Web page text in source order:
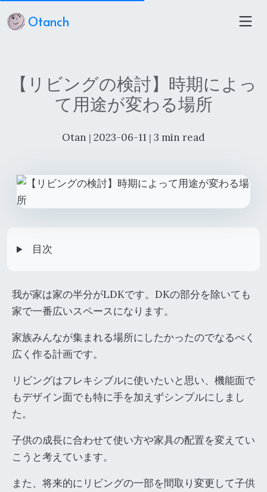
Otanch
【リビングの検討】時期によっ
て用途が変わる場所
Otan | 2023-06-11 | 3 min read
目次
我が家は家の半分がLDKです。DKの部分を除いても
家で一番広いスペースになります。
家族みんなが集まれる場所にしたかったのでなるべく
広く作る計画です。
リビングはフレキシブルに使いたいと思い、機能面で
もデザイン面でも特に手を加えずシンプルにしまし
た。
子供の成長に合わせて使い方や家具の配置を変えてい
こうと考えています。
また、将来的にリビングの一部を間取り変更して子供